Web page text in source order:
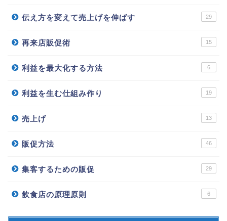
伝え方を変えて売上げを伸ばす 29
再来店販促術 15
利益を最大化する方法 6
利益を生む仕組み作り 19
売上げ 13
販促方法 46
集客するための販促 29
飲食店の原理原則 6